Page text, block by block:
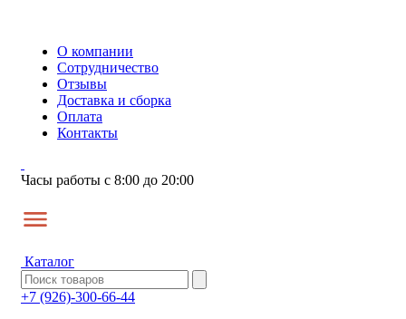
О компании
Сотрудничество
Отзывы
Доставка и сборка
Оплата
Контакты
Часы работы с 8:00 до 20:00
Каталог
+7 (926)-300-66-44